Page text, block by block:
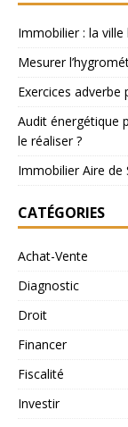
Immobilier : la
Mesurer
Exercices
Audit énergétique
le réaliser ?
Immobilier Aire de
CATÉGORIES
Achat-Vente
Diagnostic
Droit
Financer
Fiscalité
Investir